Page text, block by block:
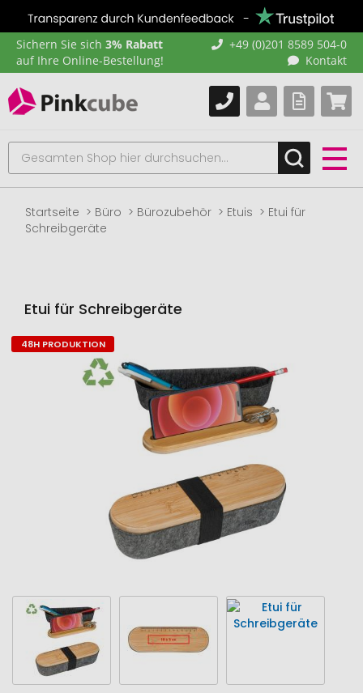
Sichern Sie sich 3% Rabatt
auf Ihre Online-Bestellung!
+49 (0)201 8589 504-0
Kontakt
Startseite Büro Bürozubehör Etuis
Etui für
Schreibgeräte
Etui für Schreibgeräte
Zum
48H PRODUKTION